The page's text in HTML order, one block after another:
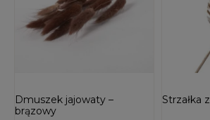
Dmuszek jajowaty –
brązowy
Strzałka